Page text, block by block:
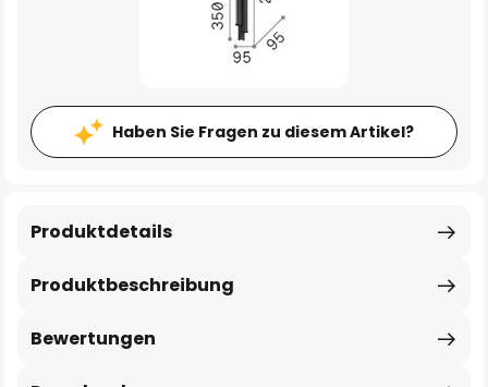
Haben Sie Fragen zu diesem Artikel?
Produktbeschreibung
Produktdetails
Bewertungen